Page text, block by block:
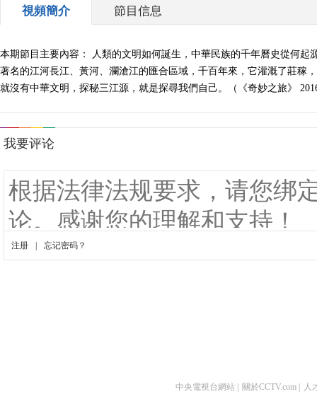
視頻簡介 節目信息
本期節目主要內容： 人類的文明如何誕生，中華民族的千年曆史從何
著名的江河長江、黃河、瀾滄江的匯合區域，千百年來，它灌溉了莊稼
就沒有中華文明，探秘三江源，就是探尋我們自己。（《奇妙之旅》
中央電視台網站 關於CCTV.com 人